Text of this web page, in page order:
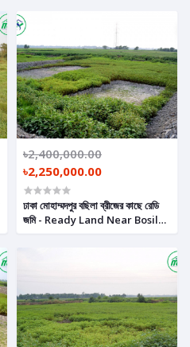
৳2,400,000.00
৳2,250,000.00
ঢাকা মোহাম্মদপুর বছিলা ব্রীজের কাছে রেডি
জমি - Ready Land Near Bosila